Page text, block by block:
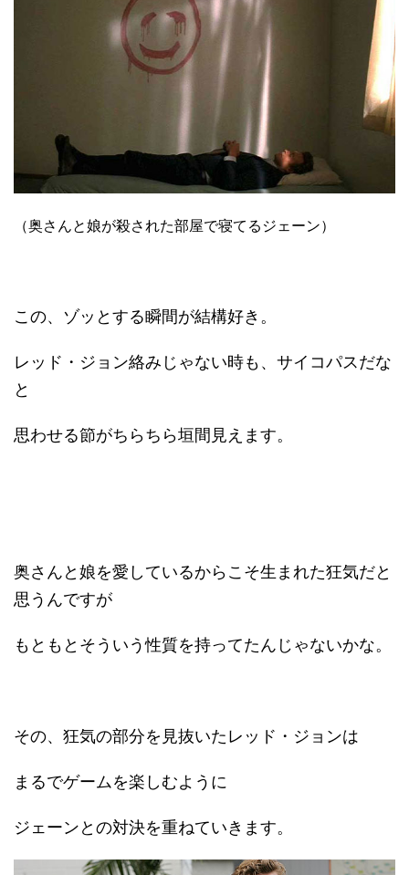
（奥さんと娘が殺された部屋で寝てるジェーン）
この、ゾッとする瞬間が結構好き。
レッド・ジョン絡みじゃない時も、サイコパスだな
と
思わせる節がちらちら垣間見えます。
奥さんと娘を愛しているからこそ生まれた狂気だと
思うんですが
もともとそういう性質を持ってたんじゃないかな。
その、狂気の部分を見抜いたレッド・ジョンは
まるでゲームを楽しむように
ジェーンとの対決を重ねていきます。